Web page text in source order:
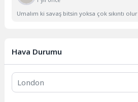
Umalım ki savaş bitsin yoksa çok sıkıntı olur
Hava Durumu